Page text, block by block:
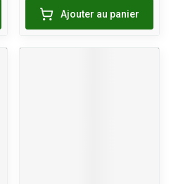
Ajouter au panier